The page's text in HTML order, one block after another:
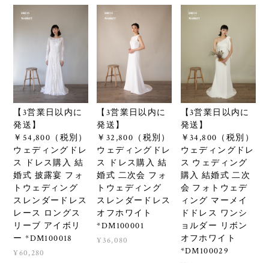
【3営業日以内に
発送】
￥54,800（税別）
ウェディングドレ
ス ドレス購入 結
婚式 披露宴 フォ
トウェディング
スレンダードレス
レース ロングス
リーブ アイボリ
ー *DM100018
¥60,280
【3営業日以内に
発送】
￥32,800（税別）
ウェディングドレ
ス ドレス購入 結
婚式 二次会 フォ
トウェディング
スレンダードレス
オフホワイト
*DM100001
¥36,080
【3営業日以内に
発送】
￥34,800（税別）
ウェディングドレ
ス ウェディング
購入 結婚式 二次
会 フォトウェデ
ィング マーメイ
ドドレス ワンシ
ョルダー リボン
オフホワイト
*DM100029